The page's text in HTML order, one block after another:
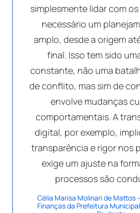
simplesmente lidar com
necessário um
amplo, desde a origem
final. Isso tem sido
constante, não uma
de conflito, mas sim de
envolve mudanças
comportamentais. A
digital, por exemplo,
transparência e rigor nos
exige um ajuste na
processos são
Célia Marisa Molinari de Mattos
Finanças da Prefeitura